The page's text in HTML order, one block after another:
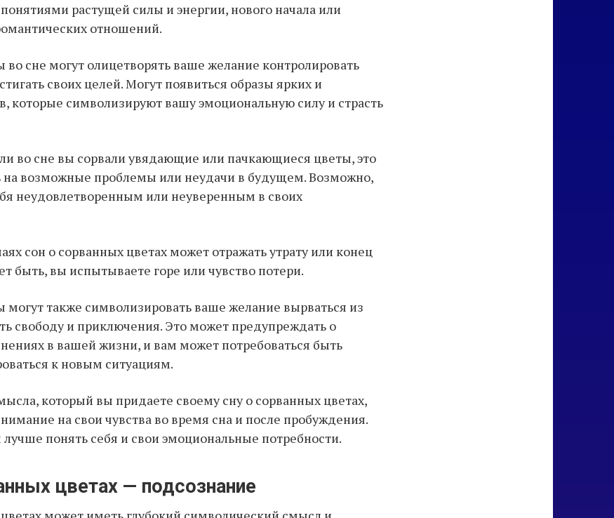
растущей силы и энергии, нового начала или
отношений.
сне могут олицетворять ваше желание контролировать
своих целей. Могут появиться образы ярких и
которые символизируют вашу эмоциональную силу и страсть
во сне вы сорвали увядающие или пачкающиеся цветы, это
на возможные проблемы или неудачи в будущем. Возможно,
неудовлетворенным или неуверенным в своих
сон о сорванных цветах может отражать утрату или конец
быть, вы испытываете горе или чувство потери.
также символизировать ваше желание вырваться из
свободу и приключения. Это может предупреждать о
в вашей жизни, и вам может потребоваться быть
к новым ситуациям.
который вы придаете своему сну о сорванных цветах,
на свои чувства во время сна и после пробуждения.
понять себя и свои эмоциональные потребности.
цветах — подсознание